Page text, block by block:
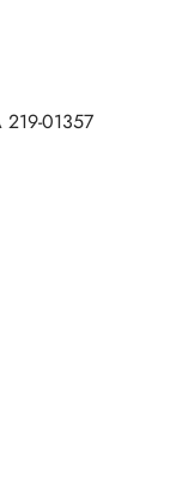
219-01357